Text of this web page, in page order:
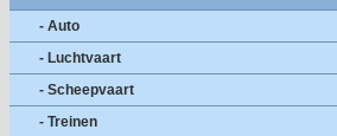
- Auto
- Luchtvaart
- Scheepvaart
- Treinen